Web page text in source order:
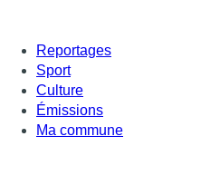
Reportages
Sport
Culture
Émissions
Ma commune